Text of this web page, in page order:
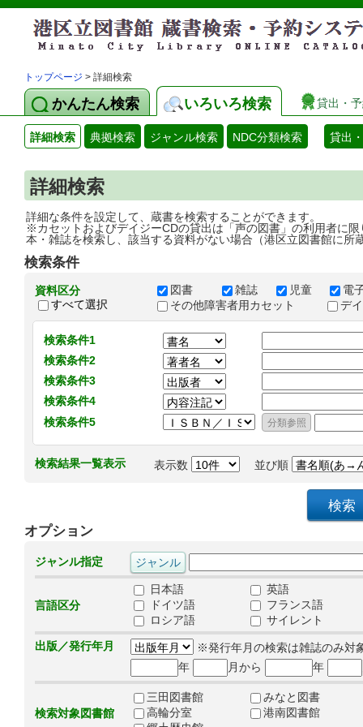
トップページ > 詳細検索
かんたん検索 いろいろ検索 貸出・
詳細検索 典拠検索 ジャンル検索 NDC分類検索 貸出
詳細検索
詳細な条件を設定して、蔵書を検索することができます。
※カセットおよびデイジーCDの貸出は「声の図書」の利用者に限
本・雑誌を検索し、該当する資料がない場合（港区立図書館に所
検索条件
資料区分
すべて選択
図書 雑誌 児童
電
その他障害者用カセット
デ
検索条件1
検索条件2
検索条件3
検索条件4
検索条件5
検索結果一覧表示 表示数 並び順
オプション
ジャンル指定
言語区分
日本語
英語
ドイツ語
フランス語
ロシア語
サイレント
出版／発行年月
※発行年月の検索は雑誌のみ対
年
月から 年
検索対象図書館
三田図書館
みなと図書
高輪分室
港南図書館